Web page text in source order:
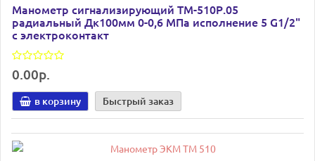
Манометр сигнализирующий ТМ-510Р.05
радиальный Дк100мм 0-0,6 МПа исполнение 5 G1/2"
с электроконтакт
0.00р.
в корзину Быстрый заказ